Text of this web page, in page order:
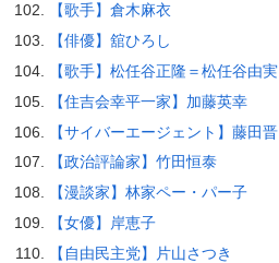
【歌手】倉木麻衣
【俳優】舘ひろし
【歌手】松任谷正隆＝松任谷由実
【住吉会幸平一家】加藤英幸
【サイバーエージェント】藤田晋
【政治評論家】竹田恒泰
【漫談家】林家ペー・パー子
【女優】岸恵子
【自由民主党】片山さつき